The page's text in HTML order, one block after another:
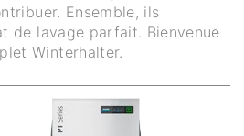
Ensemble, ils
de lavage parfait. Bienvenue
Winterhalter.